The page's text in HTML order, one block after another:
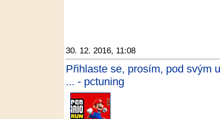
30. 12. 2016, 11:08
Přihlaste se, prosím, pod svým
... - pctuning